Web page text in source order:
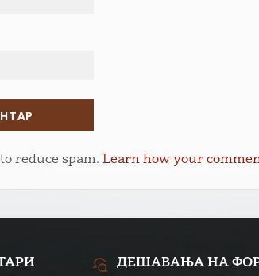
reduce spam.Learn how your
ДЕШАВАЊА НА